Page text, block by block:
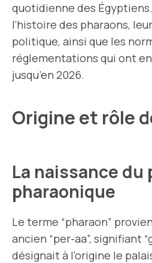
quotidienne des
l’histoire des pharaons,
politique, ainsi que les
réglementations qui ont
jusqu’en 2026.
Origine et rôle
La naissance du
pharaonique
Le terme “pharaon”
ancien “per-aa”, signifiant
désignait à l’origine le